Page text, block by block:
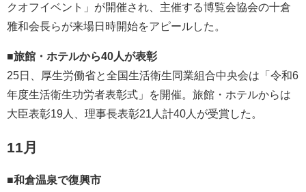
クオフイベント」が開催され、主催する博覧会協会の十倉
雅和会長らが来場日時開始をアピールした。
■旅館・ホテルから40人が表彰
25日、厚生労働省と全国生活衛生同業組合中央会は「令和6
年度生活衛生功労者表彰式」を開催。旅館・ホテルからは
大臣表彰19人、理事長表彰21人計40人が受賞した。
11月
■和倉温泉で復興市